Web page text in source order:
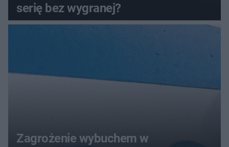
serię bez wygranej?
Zagrożenie wybuchem w